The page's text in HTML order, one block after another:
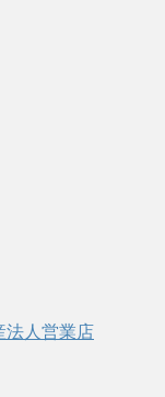
法人営業店